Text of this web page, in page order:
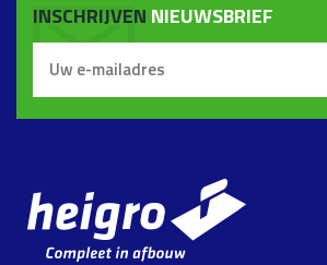
INSCHRIJVEN NIEUWSBRIEF